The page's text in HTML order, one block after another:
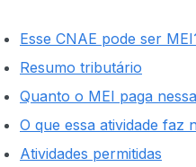
Esse CNAE pode ser
Resumo tributário
Quanto o MEI paga
O que essa atividade faz
Atividades permitidas